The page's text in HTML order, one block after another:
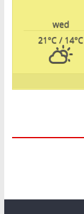
wed
21°C / 14°C